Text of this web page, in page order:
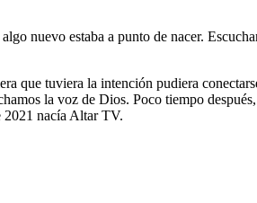
nuevo estaba a punto de nacer.
que tuviera la intención pudiera
la voz de Dios. Poco tiempo
2021 nacía Altar TV.